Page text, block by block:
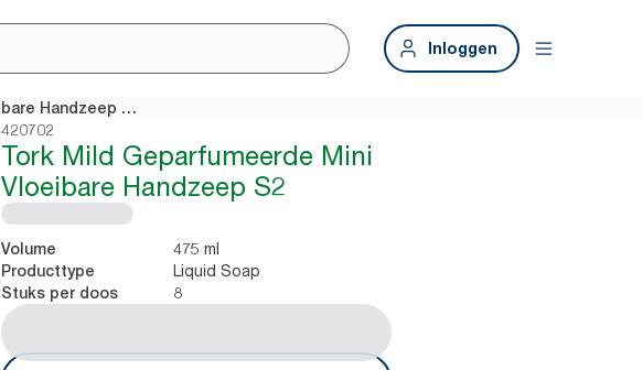
Inloggen
Tork Mild Geparfumeerde Mini Vloeibare Handzeep S2
420702
Tork Mild Geparfumeerde Mini
Vloeibare Handzeep S2
Volume 475 ml
Producttype Liquid Soap
Stuks per doos 8